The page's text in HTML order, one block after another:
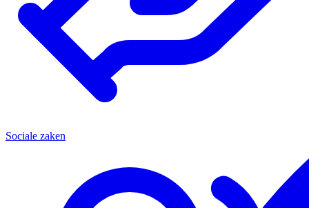
Sociale zaken